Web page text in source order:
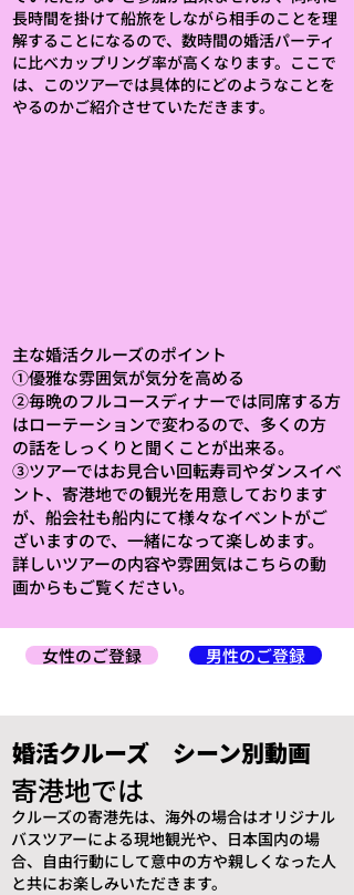
長時間を掛けて船旅をしながら相手のことを理
解することになるので、数時間の婚活パーティ
に比べカップリング率が高くなります。 ​ここで
は、このツアーでは具体的にどのようなことを
やるのかご紹介させていただきます。
主な婚活クルーズのポイント
①優雅な雰囲気が気分を高める
②毎晩のフルコースディナーでは同席する方
はローテーションで変わるので、多くの方
の話をしっくりと聞くことが出来る。
​③ツアーではお見合い回転寿司やダンスイベ
ント、寄港地での観光を用意しております
が、船会社も船内にて様々なイベントがご
ざいますので、一緒になって楽しめます。
詳しいツアーの内容や雰囲気はこちらの動
画からもご覧ください。
女性のご登録 男性のご登録
婚活クルーズ シーン別動画
寄港地では
​クルーズの寄港先は、海外の場合はオリジナル
バスツアーによる現地観光や、日本国内の場
合、自由行動にして意中の方や親しくなった人
と共にお楽しみいただきます。